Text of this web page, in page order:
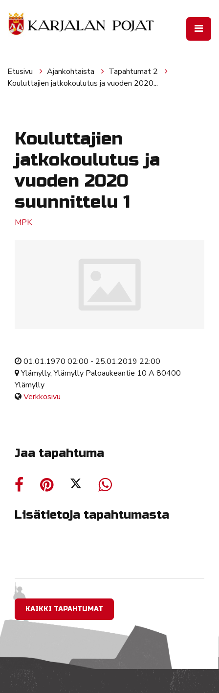
Etusivu Ajankohtaista
Tapahtumat 2
Kouluttajien jatkokoulutus ja vuoden 2020...
Kouluttajien
jatkokoulutus ja
vuoden 2020
suunnittelu 1
MPK
01.01.1970 02:00 - 25.01.2019 22:00
Ylämylly, Ylämylly Paloaukeantie 10 A 80400
Ylämylly
Verkkosivu
Jaa tapahtuma
Lisätietoja tapahtumasta
KAIKKI TAPAHTUMAT